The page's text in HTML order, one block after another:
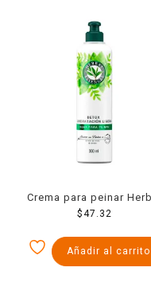
Crema para peinar
Essences Detox &
$47.32
Añadir al carrito